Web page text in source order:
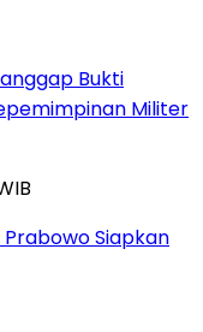
Bukti
Militer
Prabowo Siapkan